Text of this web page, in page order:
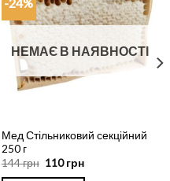
-24%
НЕМАЄ В НАЯВНОСТІ
Мед Стільниковий секційний
250 г
144грн 110грн